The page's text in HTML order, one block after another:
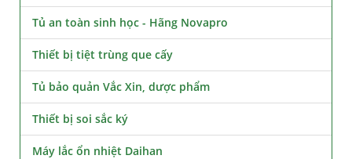
Tủ an toàn sinh học - Hãng Novapro
Thiết bị tiệt trùng que cấy
Tủ bảo quản Vắc Xin, dược phẩm
Thiết bị soi sắc ký
Máy lắc ổn nhiệt Daihan